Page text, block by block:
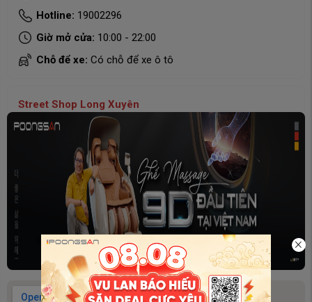
Hotline: 19002296
Giờ mở cửa: 10:00 - 22:00
Chỗ để xe: Có chỗ để xe ô tô
Street Shop Long Xuyên
Địa chỉ:
Số 206D Trần Hưng Đạo, khóm Bình Long 3, P.
Long Xuyên, An Giang.
Hotline:19002296
Giờ mở cửa: 8h - 21h30
Chỗ để xe:Có chỗ để xe ô tô
Street Shop Poongsan Hoàng Văn Thụ. Hồ Chí Minh
Địa chỉ:80 Hoàng Văn Thụ, P.9, Q. Phú Nhuận, TP. Hồ
Chí Minh